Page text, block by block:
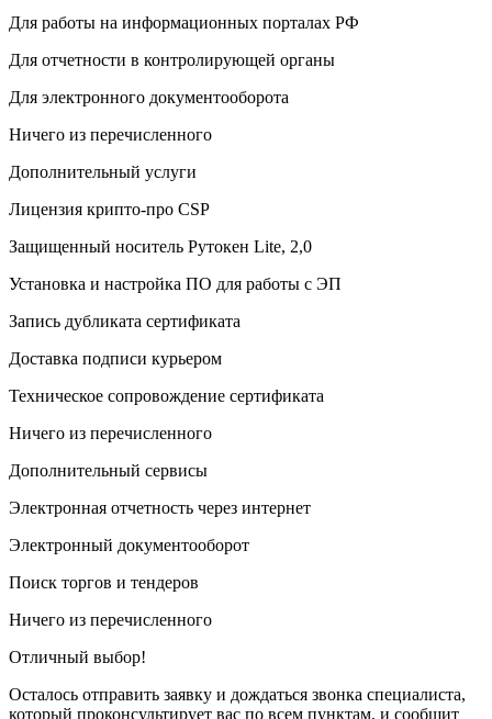
Для работы на информационных порталах РФ
Для отчетности в контролирующей органы
Для электронного документооборота
Ничего из перечисленного
Дополнительный услуги
Лицензия крипто-про CSP
Защищенный носитель Рутокен Lite, 2,0
Установка и настройка ПО для работы с ЭП
Запись дубликата сертификата
Доставка подписи курьером
Техническое сопровождение сертификата
Ничего из перечисленного
Дополнительный сервисы
Электронная отчетность через интернет
Электронный документооборот
Поиск торгов и тендеров
Ничего из перечисленного
Отличный выбор!
Осталось отправить заявку и дождаться звонка специалиста,
который проконсультирует вас по всем пунктам, и сообщит